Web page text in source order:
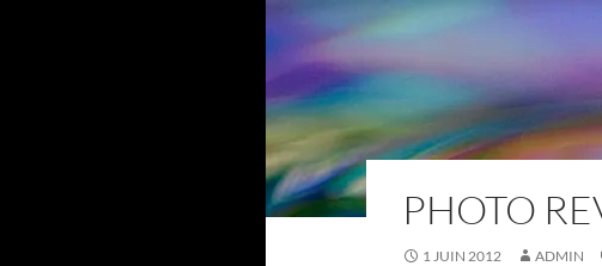
PHOTO
1 JUIN 2012 ADMIN